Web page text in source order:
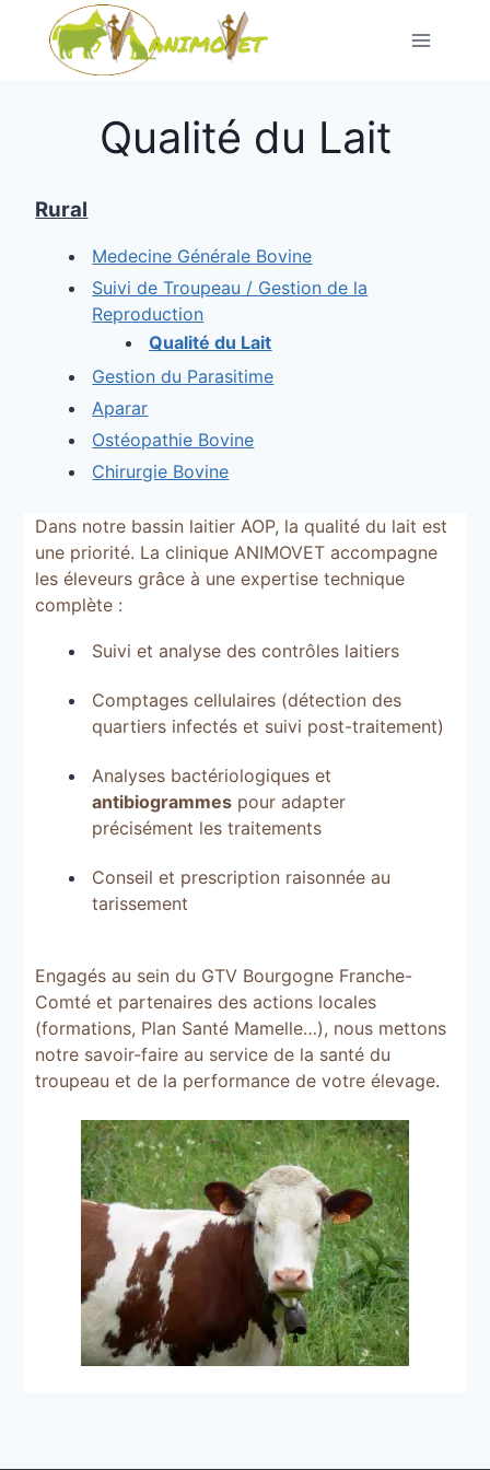
Qualité du Lait
Rural
Medecine Générale Bovine
Suivi de Troupeau / Gestion de la
Reproduction
Qualité du Lait
Gestion du Parasitime
Aparar
Ostéopathie Bovine
Chirurgie Bovine
Dans notre bassin laitier AOP, la qualité du lait est
une priorité. La clinique ANIMOVET accompagne
les éleveurs grâce à une expertise technique
complète :
Suivi et analyse des contrôles laitiers
Comptages cellulaires (détection des
quartiers infectés et suivi post-traitement)
Analyses bactériologiques et
antibiogrammes pour adapter
précisément les traitements
Conseil et prescription raisonnée au
tarissement
Engagés au sein du GTV Bourgogne Franche-
Comté et partenaires des actions locales
(formations, Plan Santé Mamelle…), nous mettons
notre savoir-faire au service de la santé du
troupeau et de la performance de votre élevage.